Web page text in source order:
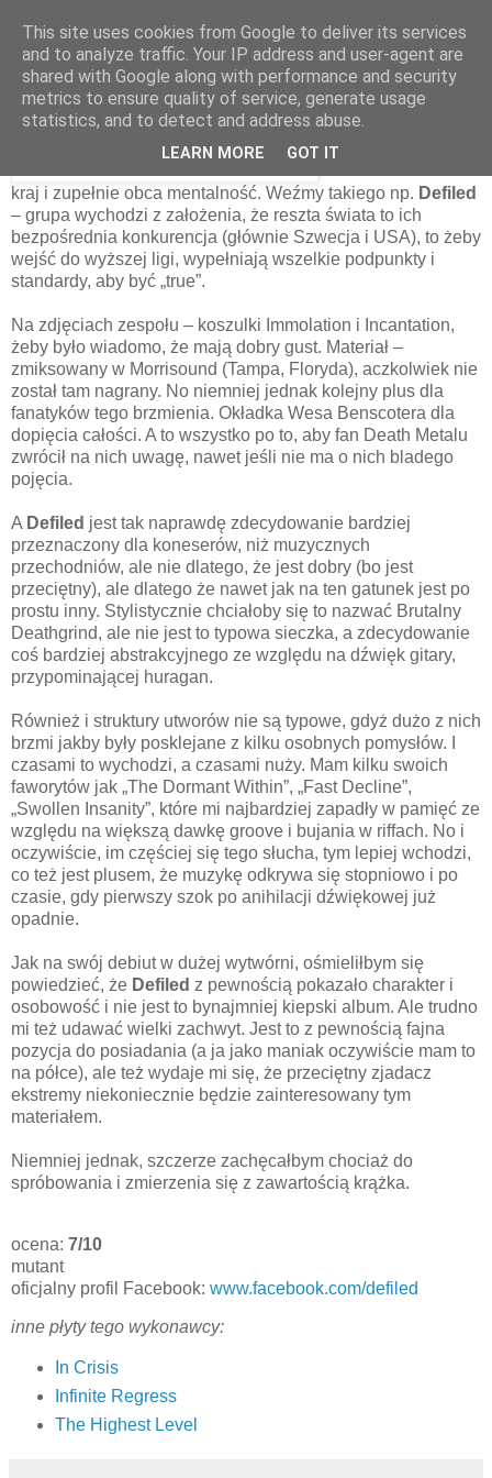
2 kwietnia 2022
Defiled – Divination [2003]
Japonia to dziwny
kraj i zupełnie obca mentalność. Weźmy takiego np. Defiled
– grupa wychodzi z założenia, że reszta świata to ich
bezpośrednia konkurencja (głównie Szwecja i USA), to żeby
wejść do wyższej ligi, wypełniają wszelkie podpunkty i
standardy, aby być „true”.
Na zdjęciach zespołu – koszulki Immolation i Incantation,
żeby było wiadomo, że mają dobry gust. Materiał –
zmiksowany w Morrisound (Tampa, Floryda), aczkolwiek nie
został tam nagrany. No niemniej jednak kolejny plus dla
fanatyków tego brzmienia. Okładka Wesa Benscotera dla
dopięcia całości. A to wszystko po to, aby fan Death Metalu
zwrócił na nich uwagę, nawet jeśli nie ma o nich bladego
pojęcia.
A Defiled jest tak naprawdę zdecydowanie bardziej
przeznaczony dla koneserów, niż muzycznych
przechodniów, ale nie dlatego, że jest dobry (bo jest
przeciętny), ale dlatego że nawet jak na ten gatunek jest po
prostu inny. Stylistycznie chciałoby się to nazwać Brutalny
Deathgrind, ale nie jest to typowa sieczka, a zdecydowanie
coś bardziej abstrakcyjnego ze względu na dźwięk gitary,
przypominającej huragan.
Również i struktury utworów nie są typowe, gdyż dużo z nich
brzmi jakby były posklejane z kilku osobnych pomysłów. I
czasami to wychodzi, a czasami nuży. Mam kilku swoich
faworytów jak „The Dormant Within”, „Fast Decline”,
„Swollen Insanity”, które mi najbardziej zapadły w pamięć ze
względu na większą dawkę groove i bujania w riffach. No i
oczywiście, im częściej się tego słucha, tym lepiej wchodzi,
co też jest plusem, że muzykę odkrywa się stopniowo i po
czasie, gdy pierwszy szok po anihilacji dźwiękowej już
opadnie.
Jak na swój debiut w dużej wytwórni, ośmieliłbym się
powiedzieć, że Defiled z pewnością pokazało charakter i
osobowość i nie jest to bynajmniej kiepski album. Ale trudno
mi też udawać wielki zachwyt. Jest to z pewnością fajna
pozycja do posiadania (a ja jako maniak oczywiście mam to
na półce), ale też wydaje mi się, że przeciętny zjadacz
ekstremy niekoniecznie będzie zainteresowany tym
materiałem.
Niemniej jednak, szczerze zachęcałbym chociaż do
spróbowania i zmierzenia się z zawartością krążka.
ocena: 7/10
mutant
oficjalny profil Facebook: www.facebook.com/defiled
inne płyty tego wykonawcy:
In Crisis
Infinite Regress
The Highest Level
This site uses cookies from Google to deliver its services
and to analyze traffic. Your IP address and user-agent are
shared with Google along with performance and security
metrics to ensure quality of service, generate usage
statistics, and to detect and address abuse.
LEARN MORE GOT IT